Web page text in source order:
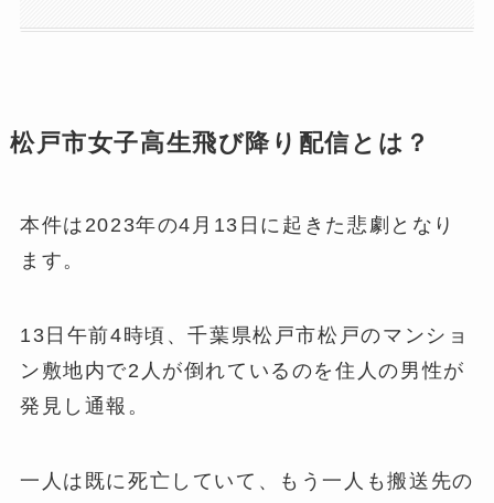
松戸市女子高生飛び降り配信とは？
本件は2023年の4月13日に起きた悲劇となり
ます。
13日午前4時頃、千葉県松戸市松戸のマンショ
ン敷地内で2人が倒れているのを住人の男性が
発見し通報。
一人は既に死亡していて、もう一人も搬送先の